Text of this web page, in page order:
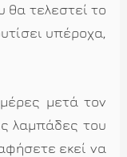
θα τελεστεί το
υπέροχα,
μετά τον
λαμπάδες του
εκεί να